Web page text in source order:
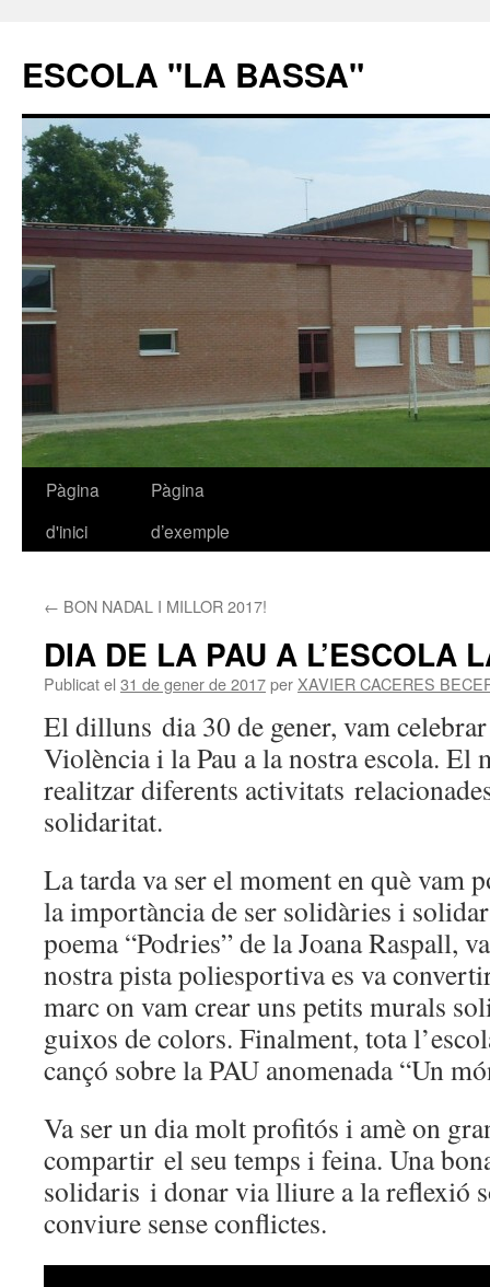
ESCOLA "LA BASSA"
Vés
Pàgina
d'inici
Pàgina
d’exemple
← BON NADAL I MILLOR 2017!
DIA DE LA PAU A L’ESCOLA
Publicat el 31 de gener de 2017per XAVIER CACERES
El dilluns dia 30 de gener, vam
Violència i la Pau a la nostra escola. El
realitzar diferents activitats
solidaritat.
La tarda va ser el moment en què vam
la importància de ser solidàries i
poema “Podries” de la Joana Raspall,
nostra pista poliesportiva es va
marc on vam crear uns petits murals
guixos de colors. Finalment, tota
cançó sobre la PAU anomenada “Un
Va ser un dia molt profitós i amè on
compartir el seu temps i feina. Una
solidaris i donar via lliure a la reflexió
conviure sense conflictes.